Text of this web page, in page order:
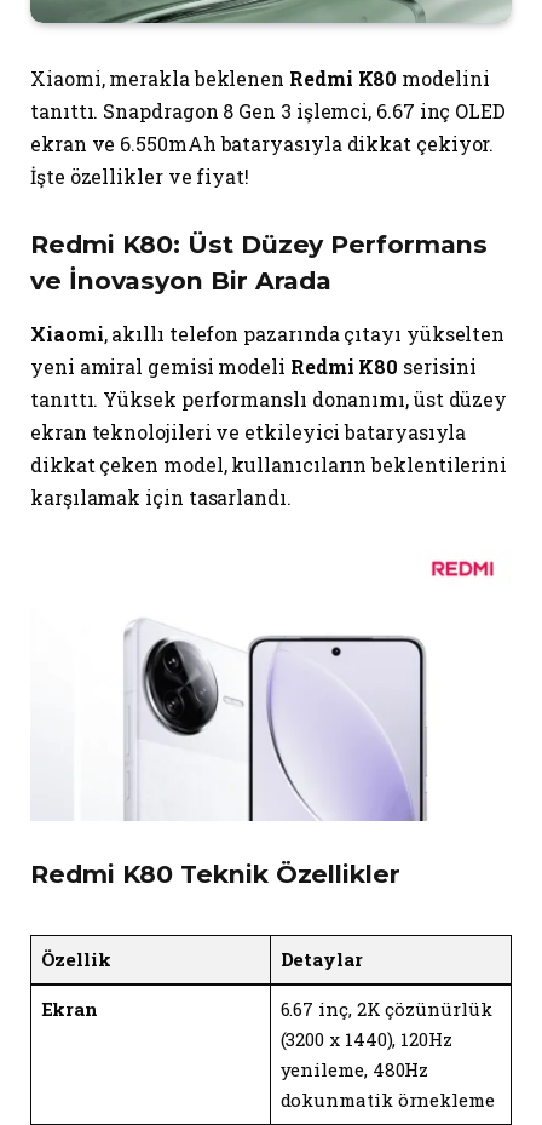
Xiaomi, merakla beklenen Redmi K80 modelini
tanıttı. Snapdragon 8 Gen 3 işlemci, 6.67 inç OLED
ekran ve 6.550mAh bataryasıyla dikkat çekiyor.
İşte özellikler ve fiyat!
Redmi K80: Üst Düzey Performans
ve İnovasyon Bir Arada
Xiaomi, akıllı telefon pazarında çıtayı yükselten
yeni amiral gemisi modeli Redmi K80 serisini
tanıttı. Yüksek performanslı donanımı, üst düzey
ekran teknolojileri ve etkileyici bataryasıyla
dikkat çeken model, kullanıcıların beklentilerini
karşılamak için tasarlandı.
Redmi K80 Teknik Özellikler
Özellik Detaylar
Ekran
6.67 inç, 2K çözünürlük
(3200 x 1440), 120Hz
yenileme, 480Hz
dokunmatik örnekleme